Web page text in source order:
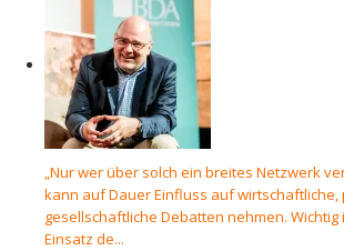
„Nur wer über solch ein breites Netzwerk
kann auf Dauer Einfluss auf wirtschaftliche,
gesellschaftliche Debatten nehmen.
Einsatz de...